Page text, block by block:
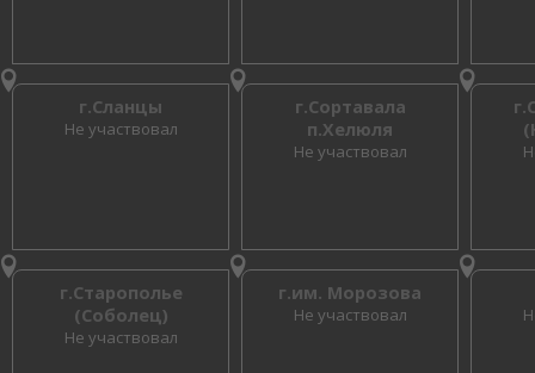
г.Сланцы
Не участвовал
г.Сортавала
п.Хелюля
Не участвовал
г.Старополье
(Соболец)
Не участвовал
г.им. Морозова
Не участвовал